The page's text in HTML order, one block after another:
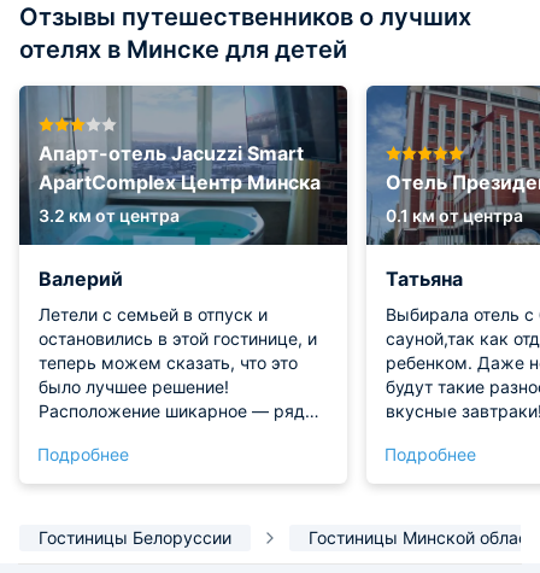
Отзывы путешественников о лучших
отелях в Минске для детей
Апарт-отель Jacuzzi Smart
ApartComplex Центр Минска
3.2 км от центра
Валерий
Летели с семьей в отпуск и
остановились в этой гостинице, и
теперь можем сказать, что это
было лучшее решение!
Расположение шикарное — рядом
достопримечательностями.
Номер был просторным с
многофункциональным
Подробнее
Отель
0.1 км от центра
Татьяна
Выбирала отель
сауной,так как
ребенком. Даже
будут такие
вкусные
спа !
персонал! Очень
Спасибо вам !
Подробнее
Гостиницы Белоруссии Гостиницы Минской